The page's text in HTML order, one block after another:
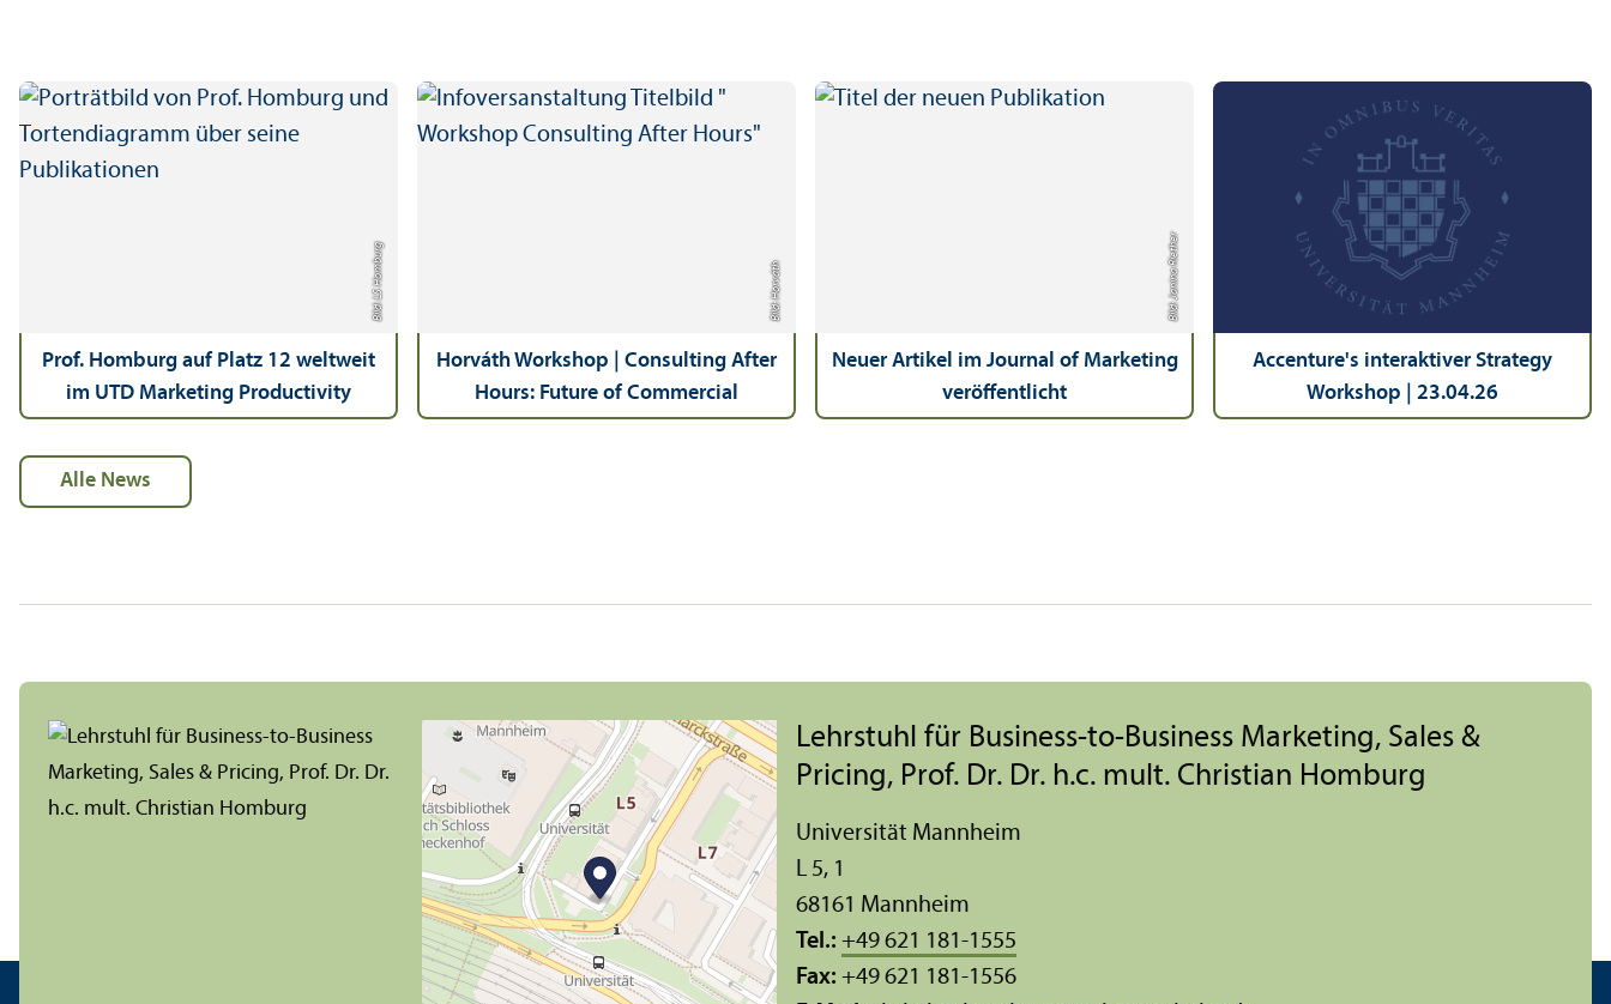
Bild: LS Homburg
Prof. Homburg auf Platz 12 weltweit
im UTD Marketing Productivity
Ranking 2026
Bild: Horváth
Horváth Workshop | Consulting After
Hours: Future of Commercial
Excellence
Bild: Janina Riether
Neuer Artikel im Journal of Marketing
veröffentlicht
Accenture's interaktiver Strategy
Workshop | 23.04.26
alle News
Lehr­stuhl für Business-to-Business Marketing, Sales &
Pricing, Prof. Dr. Dr. h.c. mult. Christian Homburg
Universität Mannheim
L 5, 1
68161 Mannheim
Tel.: +49 621 181-1555
Fax: +49 621 181-1556